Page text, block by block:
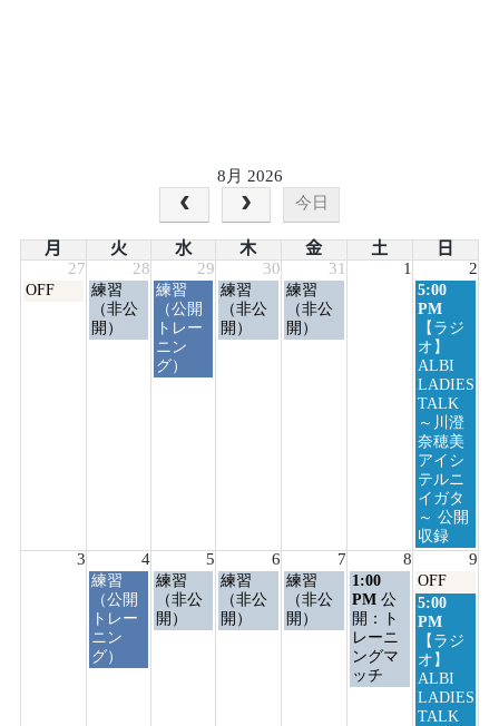
8月 2026
今日
月 火 水 木 金 土
日
27
28 29 30 31 1 2
月
OFF
火
曜
日,
練習
（非公
開）
水
曜
日,
7
月
練習
（公開
トレー
ニン
グ）
木
曜
日,
練習
（非公
開）
金
曜
日,
練習
（非公
開）
日
曜
日,
8
月
2nd
2026
5:00
PM
【ラジ
オ】
ALBI
LADIES
TALK
～川澄
奈穂美
アイシ
テルニ
イガタ
～ 公開
収録
3 4 5 6 7 8 9
火
曜
日,
8
月
練習
（公開
トレー
ニン
グ）
水
曜
日,
練習
（非公
開）
木
曜
日,
練習
（非公
開）
金
曜
日,
練習
（非公
開）
土
曜
日,
8
月
8th
1:00
PM 公
開：ト
レーニ
ングマ
ッチ
日
曜
日,
月
9th
2026
OFF
日
曜
日,
8
月
9th
2026
5:00
PM
【ラジ
オ】
ALBI
LADIES
TALK